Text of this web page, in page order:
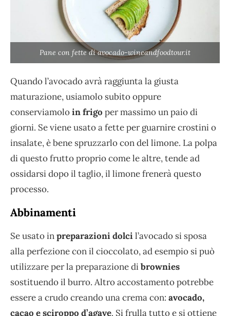
Pane con fette di avocado-wineandfoodtour.it
Quando l’avocado avrà raggiunta la giusta
maturazione, usiamolo subito oppure
conserviamoloin frigo per massimo un paio di
giorni. Se viene usato a fette per guarnire crostini o
insalate, è bene spruzzarlo con del limone. La polpa
di questo frutto proprio come le altre, tende ad
ossidarsi dopo il taglio, il limone frenerà questo
processo.
Abbinamenti
Se usato inpreparazioni dolcil’avocado si sposa
alla perfezione con il cioccolato, ad esempio si può
utilizzare per la preparazione dibrownies
sostituendo il burro. Altro accostamento potrebbe
essere a crudo creando una crema con: avocado,
cacao e sciroppo d’agave. Si frulla tutto e si ottiene